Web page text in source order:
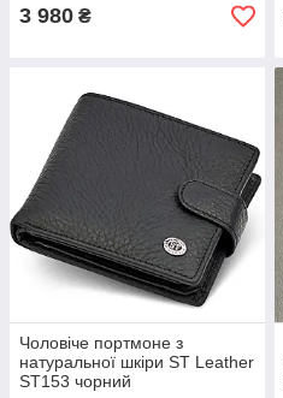
3 980 ₴
Чоловіче портмоне з
натуральної шкіри ST Leather
ST153 чорний